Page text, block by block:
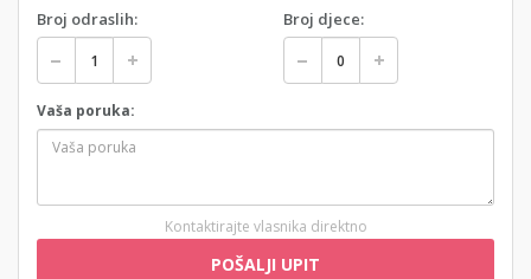
Broj odraslih: Broj djece:
Vaša poruka:
Kontaktirajte vlasnika direktno
POŠALJI UPIT